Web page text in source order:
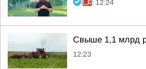
12:24
Свыше 1,1 млрд
12:23